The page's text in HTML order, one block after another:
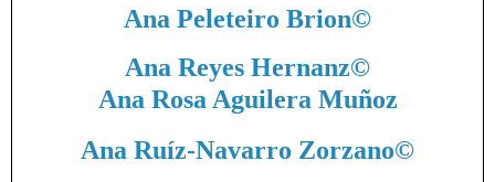
Ana Peleteiro Brion©
Ana Reyes Hernanz©
Ana Rosa Aguilera Muñoz
Ana Ruíz-Navarro Zorzano©